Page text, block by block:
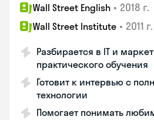
Wall Street English • 2018 г.
Wall Street Institute • 2011 г.
Разбирается в IT и
практического обучения
Готовит к интервью с
технологии
Помогает понимать